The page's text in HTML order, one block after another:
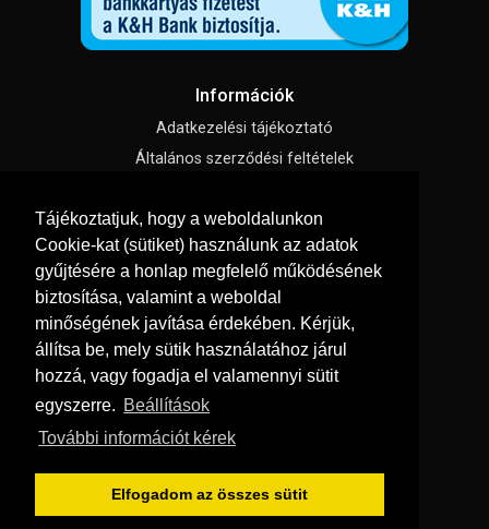
Tájékoztatjuk, hogy a weboldalunkon
Cookie-kat (sütiket) használunk az adatok
gyűjtésére a honlap megfelelő működésének
biztosítása, valamint a weboldal
minőségének javítása érdekében. Kérjük,
állítsa be, mely sütik használatához járul
hozzá, vagy fogadja el valamennyi sütit
egyszerre. Beállítások
További információt kérek
Elfogadom az összes sütit
Információk
Adatkezelési tájékoztató
Általános szerződési feltételek
Süti beállítások
Menü
Hírek, cikkek
Kapcsolat
Letölthető katalógusok
Szállítás és fizetés
Vásárlási feltételek